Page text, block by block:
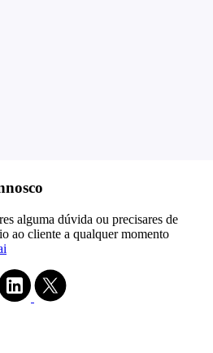
alguma dúvida ou precisares de
ao cliente a qualquer momento